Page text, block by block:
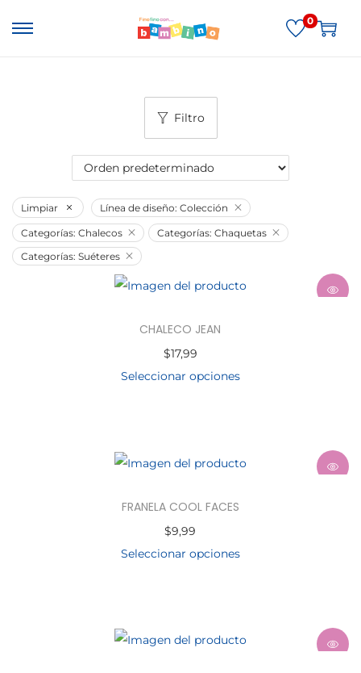
0
Filtro
Limpiar Línea de diseño: Colección
Categorías: Chalecos
Categorías: Chaquetas
Categorías: Suéteres
CHALECO JEAN
$17,99
Seleccionar opciones
FRANELA COOL FACES
$9,99
Seleccionar opciones